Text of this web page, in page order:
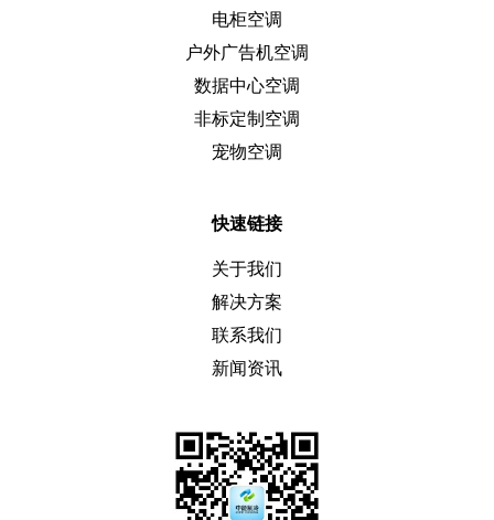
电柜空调
户外广告机空调
数据中心空调
非标定制空调
宠物空调
快速链接
关于我们
解决方案
联系我们
新闻资讯